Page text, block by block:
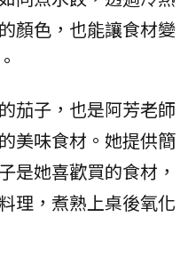
顏色，也能讓食材變
茄子，也是阿芳老師
美味食材。她提供簡
是她喜歡買的食材，
理，煮熟上桌後氧化